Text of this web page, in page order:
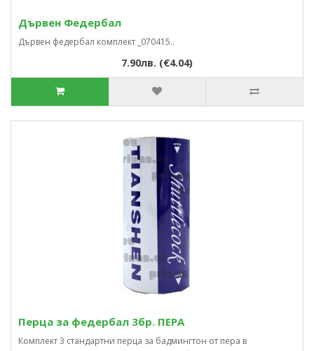
Дървен Федербал
Дървен федербал комплект _070415..
7.90лв. (€4.04)
Перца за федербал 3бр. ПЕРА
Комплект 3 стандартни перца за бадмингтон от пера в